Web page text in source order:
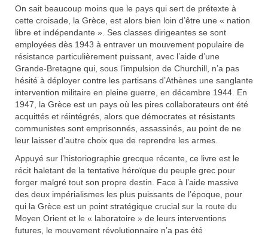
On sait beaucoup moins que le pays qui sert de prétexte à
cette croisade, la Grèce, est alors bien loin d’être une « nation
libre et indépendante ». Ses classes dirigeantes se sont
employées dès 1943 à entraver un mouvement populaire de
résistance particulièrement puissant, avec l’aide d’une
Grande-Bretagne qui, sous l’impulsion de Churchill, n’a pas
hésité à déployer contre les partisans d’Athènes une sanglante
intervention militaire en pleine guerre, en décembre 1944. En
1947, la Grèce est un pays où les pires collaborateurs ont été
acquittés et réintégrés, alors que démocrates et résistants
communistes sont emprisonnés, assassinés, au point de ne
leur laisser d’autre choix que de reprendre les armes.
Appuyé sur l’historiographie grecque récente, ce livre est le
récit haletant de la tentative héroïque du peuple grec pour
forger malgré tout son propre destin. Face à l’aide massive
des deux impérialismes les plus puissants de l’époque, pour
qui la Grèce est un point stratégique crucial sur la route du
Moyen Orient et le « laboratoire » de leurs interventions
futures, le mouvement révolutionnaire n’a pas été